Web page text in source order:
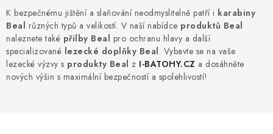
K bezpečnému jištění a slaňování neodmyslitelně patří i karabiny
Beal různých typů a velikostí. V naší nabídce produktů Beal
naleznete také přilby Beal pro ochranu hlavy a další
specializované lezecké doplňky Beal. Vybavte se na vaše
lezecké výzvy s produkty Beal z I-BATOHY.CZ a dosáhněte
nových výšin s maximální bezpečností a spolehlivostí!